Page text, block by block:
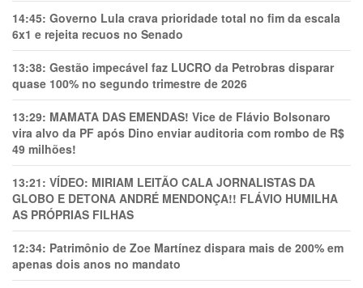
14:45: Governo Lula crava prioridade total no fim da escala
6x1 e rejeita recuos no Senado
13:38: Gestão impecável faz LUCRO da Petrobras disparar
quase 100% no segundo trimestre de 2026
13:29: MAMATA DAS EMENDAS! Vice de Flávio Bolsonaro
vira alvo da PF após Dino enviar auditoria com rombo de R$
49 milhões!
13:21: VÍDEO: MIRIAM LEITÃO CALA JORNALISTAS DA
GLOBO E DETONA ANDRÉ MENDONÇA!! FLÁVIO HUMILHA
AS PRÓPRIAS FILHAS
12:34: Patrimônio de Zoe Martínez dispara mais de 200% em
apenas dois anos no mandato